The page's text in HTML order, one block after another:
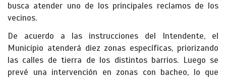
busca atender uno de los principales reclamos de los
vecinos.
De acuerdo a las instrucciones del Intendente, el
Municipio atenderá diez zonas específicas, priorizando
las calles de tierra de los distintos barrios. Luego se
prevé una intervención en zonas con bacheo, lo que